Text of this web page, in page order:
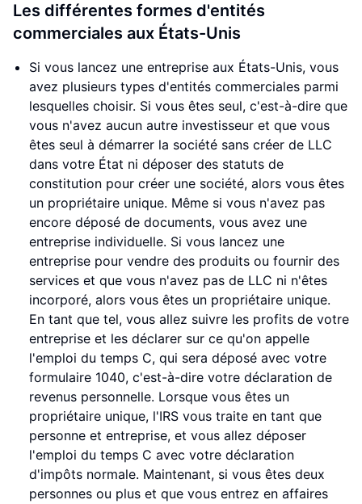
Les différentes formes d'entités
commerciales aux États-Unis
Si vous lancez une entreprise aux États-Unis, vous
avez plusieurs types d'entités commerciales parmi
lesquelles choisir. Si vous êtes seul, c'est-à-dire que
vous n'avez aucun autre investisseur et que vous
êtes seul à démarrer la société sans créer de LLC
dans votre État ni déposer des statuts de
constitution pour créer une société, alors vous êtes
un propriétaire unique. Même si vous n'avez pas
encore déposé de documents, vous avez une
entreprise individuelle. Si vous lancez une
entreprise pour vendre des produits ou fournir des
services et que vous n'avez pas de LLC ni n'êtes
incorporé, alors vous êtes un propriétaire unique.
En tant que tel, vous allez suivre les profits de votre
entreprise et les déclarer sur ce qu'on appelle
l'emploi du temps C, qui sera déposé avec votre
formulaire 1040, c'est-à-dire votre déclaration de
revenus personnelle. Lorsque vous êtes un
propriétaire unique, l'IRS vous traite en tant que
personne et entreprise, et vous allez déposer
l'emploi du temps C avec votre déclaration
d'impôts normale. Maintenant, si vous êtes deux
personnes ou plus et que vous entrez en affaires